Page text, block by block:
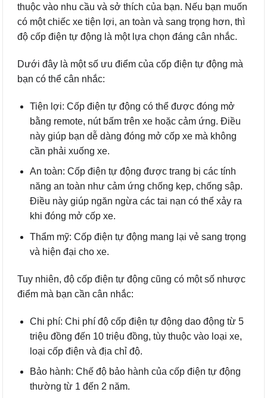
thuộc vào nhu cầu và sở thích của bạn. Nếu bạn muốn
có một chiếc xe tiện lợi, an toàn và sang trọng hơn, thì
độ cốp điện tự động là một lựa chọn đáng cân nhắc.
Dưới đây là một số ưu điểm của cốp điện tự động mà
bạn có thể cân nhắc:
Tiện lợi: Cốp điện tự động có thể được đóng mở
bằng remote, nút bấm trên xe hoặc cảm ứng. Điều
này giúp bạn dễ dàng đóng mở cốp xe mà không
cần phải xuống xe.
An toàn: Cốp điện tự động được trang bị các tính
năng an toàn như cảm ứng chống kẹp, chống sập.
Điều này giúp ngăn ngừa các tai nạn có thể xảy ra
khi đóng mở cốp xe.
Thẩm mỹ: Cốp điện tự động mang lại vẻ sang trọng
và hiện đại cho xe.
Tuy nhiên, độ cốp điện tự động cũng có một số nhược
điểm mà bạn cần cân nhắc:
Chi phí: Chi phí độ cốp điện tự động dao động từ 5
triệu đồng đến 10 triệu đồng, tùy thuộc vào loại xe,
loại cốp điện và địa chỉ độ.
Bảo hành: Chế độ bảo hành của cốp điện tự động
thường từ 1 đến 2 năm.